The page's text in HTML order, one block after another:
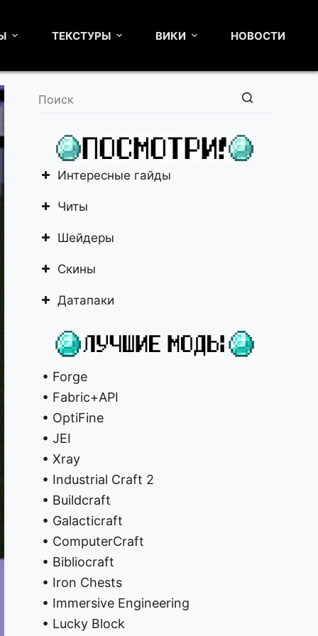
ТЕКСТУРЫ ВИКИ НОВОСТИ
найдено
Интересные гайды
Читы
Шейдеры
Скины
Датапаки
• Forge
• Fabric+API
• OptiFine
• JEI
• Xray
• Industrial Craft 2
• Buildcraft
• Galacticraft
• ComputerCraft
• Bibliocraft
• Iron Chests
• Immersive Engineering
• Lucky Block